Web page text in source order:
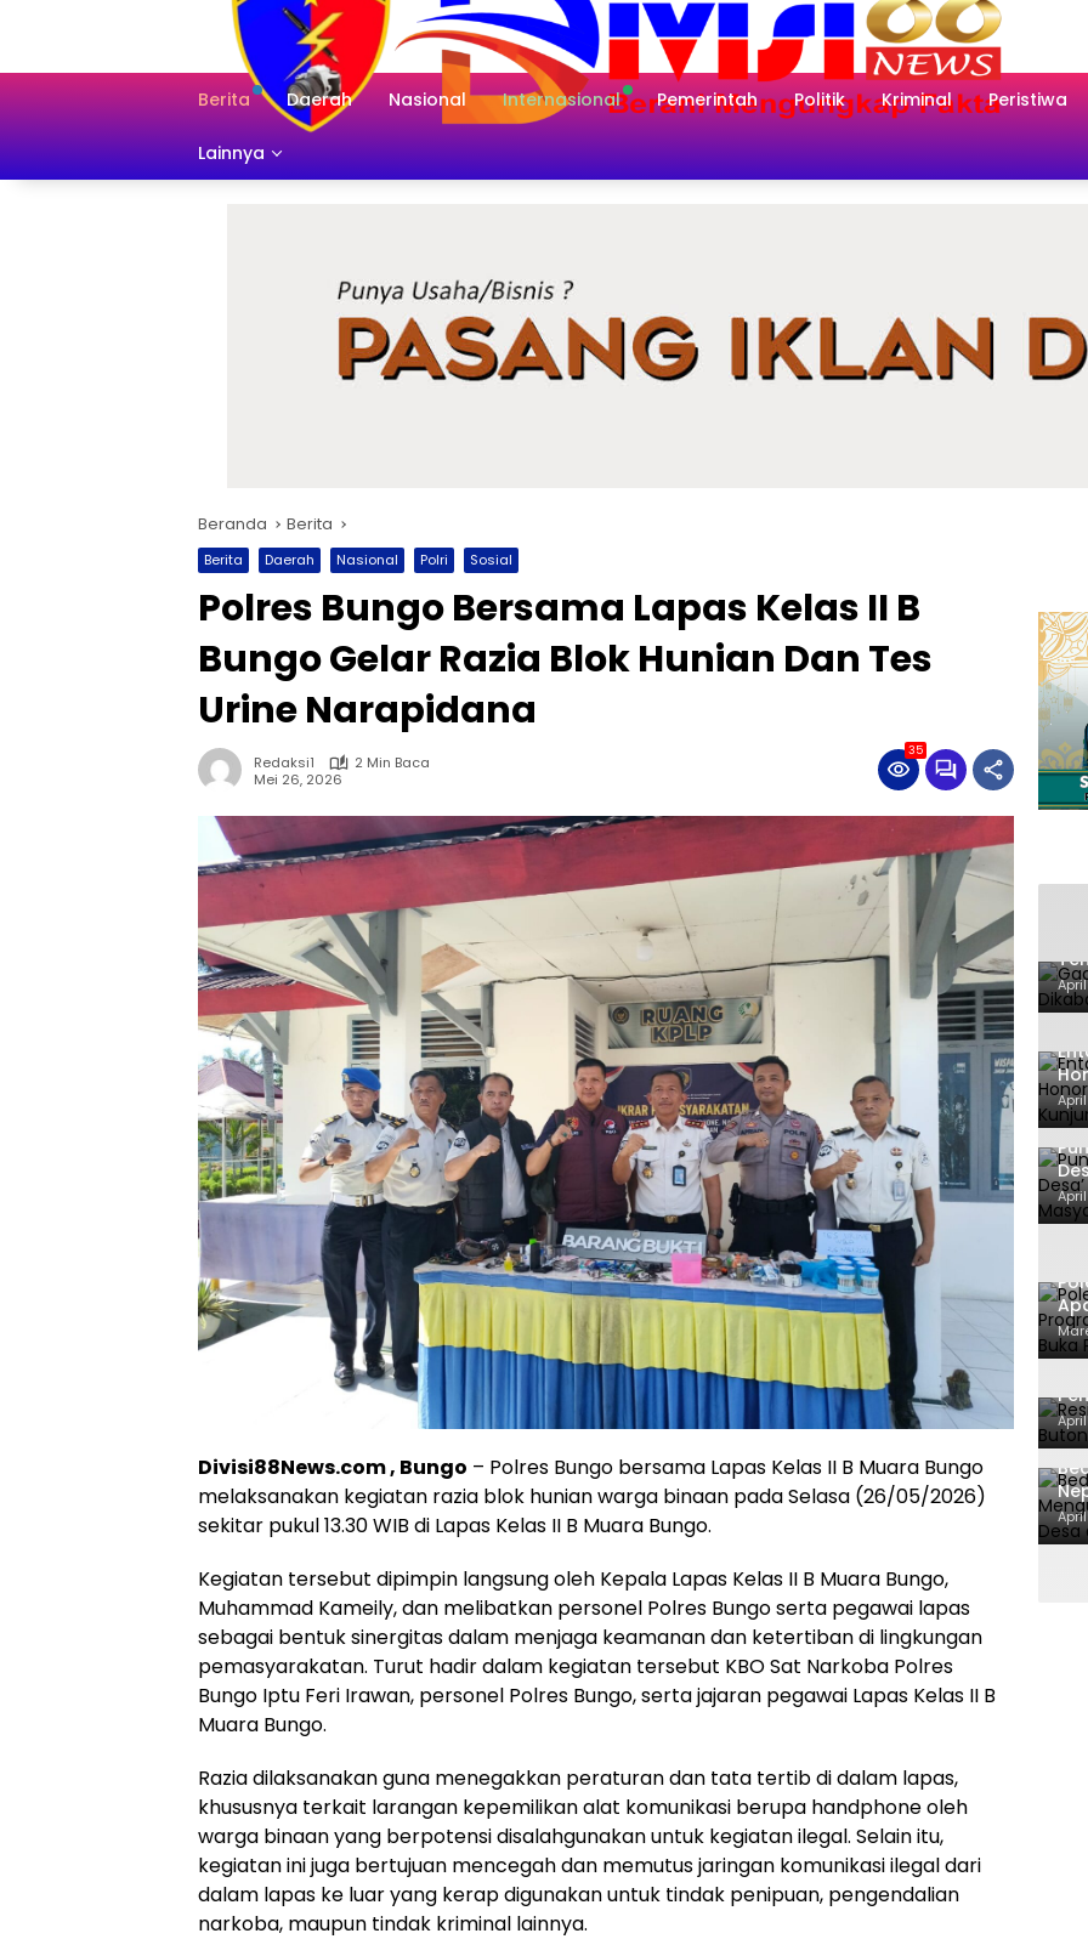
Berita Daerah Nasional Internasional Pemerintah Politik Kriminal Peristiwa
Lainnya
Beranda Berita
Berita Daerah Nasional Polri Sosial
Polres Bungo Bersama Lapas Kelas II B
Bungo Gelar Razia Blok Hunian Dan Tes
Urine Narapidana
Redaksi1
2 Min Baca
Mei 26, 2026
35
Divisi88News.com , Bungo – Polres Bungo bersama Lapas Kelas II B Muara Bungo
melaksanakan kegiatan razia blok hunian warga binaan pada Selasa (26/05/2026)
sekitar pukul 13.30 WIB di Lapas Kelas II B Muara Bungo.
Kegiatan tersebut dipimpin langsung oleh Kepala Lapas Kelas II B Muara Bungo,
Muhammad Kameily, dan melibatkan personel Polres Bungo serta pegawai lapas
sebagai bentuk sinergitas dalam menjaga keamanan dan ketertiban di lingkungan
pemasyarakatan. Turut hadir dalam kegiatan tersebut KBO Sat Narkoba Polres
Bungo Iptu Feri Irawan, personel Polres Bungo, serta jajaran pegawai Lapas Kelas II B
Muara Bungo.
Razia dilaksanakan guna menegakkan peraturan dan tata tertib di dalam lapas,
khususnya terkait larangan kepemilikan alat komunikasi berupa handphone oleh
warga binaan yang berpotensi disalahgunakan untuk kegiatan ilegal. Selain itu,
kegiatan ini juga bertujuan mencegah dan memutus jaringan komunikasi ilegal dari
dalam lapas ke luar yang kerap digunakan untuk tindak penipuan, pengendalian
narkoba, maupun tindak kriminal lainnya.